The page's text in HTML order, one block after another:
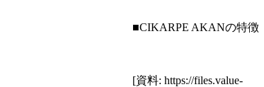
■CIKARPE AKANの特徴
[資料: https://files.value-